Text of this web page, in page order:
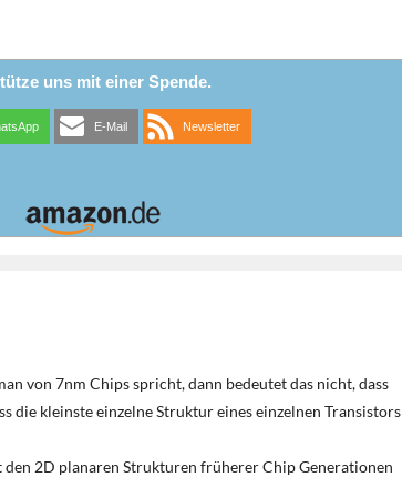
uns mit einer Spende.
E-Mail Newsletter
von 7nm Chips spricht, dann bedeutet das nicht, dass
die kleinste einzelne Struktur eines einzelnen Transistors
2D planaren Strukturen früherer Chip Generationen